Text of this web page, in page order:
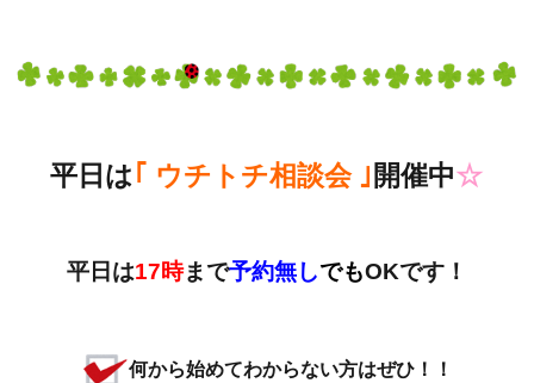
平日は｢ ウチトチ相談会 ｣ 開催中☆
平日は17時まで予約無しでもOKです！
何から始めてわからない方はぜひ！！